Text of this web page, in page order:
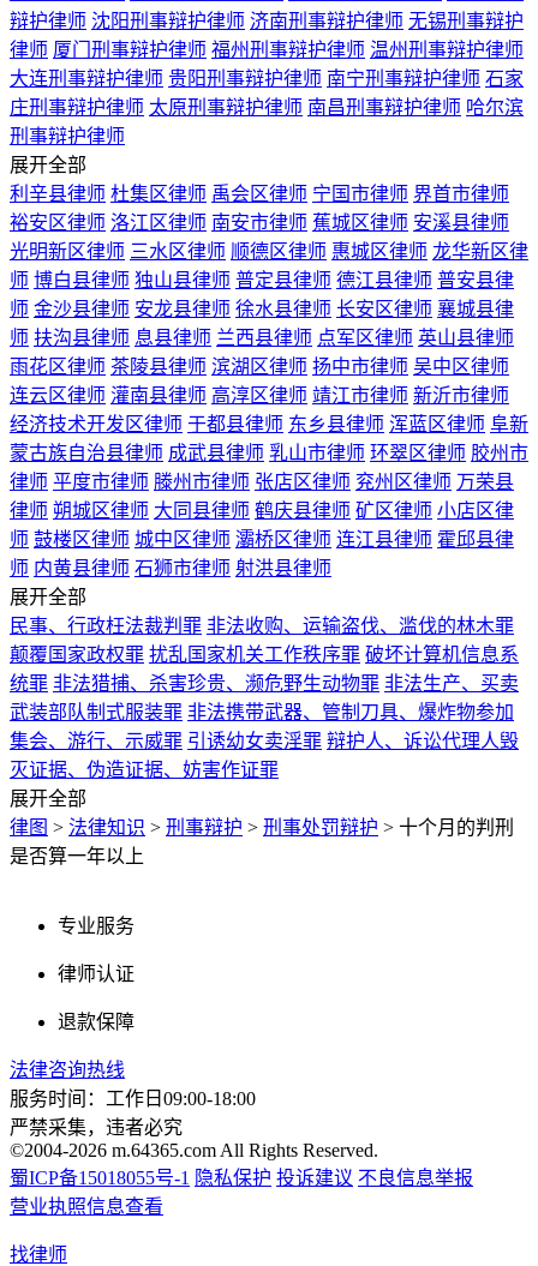
辩护律师 沈阳刑事辩护律师 济南刑事辩护律师 无锡刑事辩护
律师 厦门刑事辩护律师 福州刑事辩护律师 温州刑事辩护律师
大连刑事辩护律师 贵阳刑事辩护律师 南宁刑事辩护律师 石家
庄刑事辩护律师 太原刑事辩护律师 南昌刑事辩护律师 哈尔滨
刑事辩护律师
展开全部
利辛县律师 杜集区律师 禹会区律师 宁国市律师 界首市律师
裕安区律师 洛江区律师 南安市律师 蕉城区律师 安溪县律师
光明新区律师 三水区律师 顺德区律师 惠城区律师 龙华新区律
师 博白县律师 独山县律师 普定县律师 德江县律师 普安县律
师 金沙县律师 安龙县律师 徐水县律师 长安区律师 襄城县律
师 扶沟县律师 息县律师 兰西县律师 点军区律师 英山县律师
雨花区律师 茶陵县律师 滨湖区律师 扬中市律师 吴中区律师
连云区律师 灌南县律师 高淳区律师 靖江市律师 新沂市律师
经济技术开发区律师 于都县律师 东乡县律师 浑蓝区律师 阜新
蒙古族自治县律师 成武县律师 乳山市律师 环翠区律师 胶州市
律师 平度市律师 滕州市律师 张店区律师 兖州区律师 万荣县
律师 朔城区律师 大同县律师 鹤庆县律师 矿区律师 小店区律
师 鼓楼区律师 城中区律师 灞桥区律师 连江县律师 霍邱县律
师 内黄县律师 石狮市律师 射洪县律师
展开全部
民事、行政枉法裁判罪 非法收购、运输盗伐、滥伐的林木罪
颠覆国家政权罪 扰乱国家机关工作秩序罪 破坏计算机信息系
统罪 非法猎捕、杀害珍贵、濒危野生动物罪 非法生产、买卖
武装部队制式服装罪 非法携带武器、管制刀具、爆炸物参加
集会、游行、示威罪 引诱幼女卖淫罪 辩护人、诉讼代理人毁
灭证据、伪造证据、妨害作证罪
展开全部
律图 > 法律知识 > 刑事辩护 > 刑事处罚辩护 > 十个月的判刑
是否算一年以上
专业服务
律师认证
退款保障
法律咨询热线
服务时间：工作日09:00-18:00
严禁采集，违者必究
©2004-2026 m.64365.com All Rights Reserved.
蜀ICP备15018055号-1 隐私保护 投诉建议 不良信息举报
营业执照信息查看
找律师